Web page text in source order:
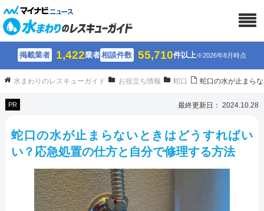
掲載業者 1,422業者相談件数 55,710件以上※2026年8月時点
水まわりのレスキューガイド お役立ち情報 蛇口 蛇口の水が止まら
PR 最終更新日： 2024.10.28
蛇口の水が止まらないときはどうすればい
い？応急処置の仕方と自分で修理する方法